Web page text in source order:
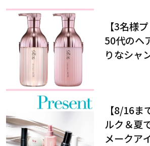
【3名様
50代のヘ
りなシャ
【8/16ま
ルク＆夏
メークア